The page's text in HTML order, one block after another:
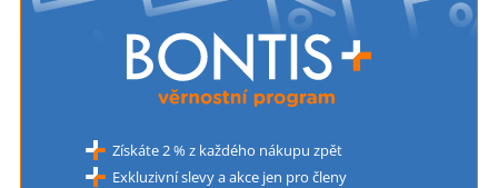
Získáte 2 % z každého nákupu zpět
Exkluzivní slevy a akce jen pro členy